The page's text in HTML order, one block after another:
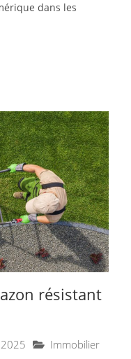
dans les
résistant
Immobilier